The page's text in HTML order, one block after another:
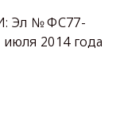
Эл № ФС77-
2014 года